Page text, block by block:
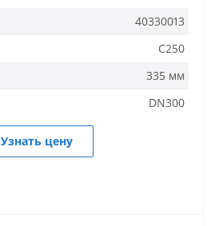
40330013
C250
335 мм
DN300
Узнать цену